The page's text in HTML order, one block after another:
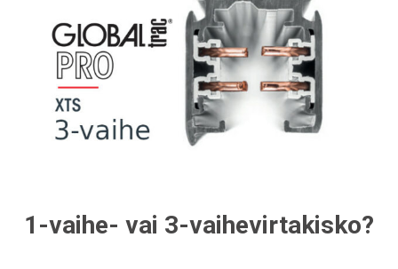
1-vaihe- vai 3-vaihevirtakisko?